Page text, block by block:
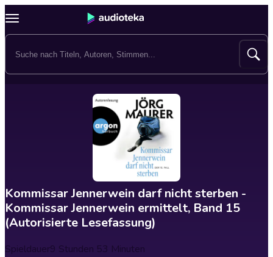
Kommissar Jennerwein darf nicht sterben -
Kommissar Jennerwein ermittelt, Band 15
(Autorisierte Lesefassung)
Spieldauer9 Stunden 53 Minuten